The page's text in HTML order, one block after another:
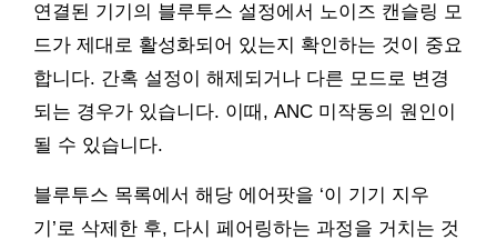
연결된 기기의 블루투스 설정에서 노이즈 캔슬링 모
드가 제대로 활성화되어 있는지 확인하는 것이 중요
합니다. 간혹 설정이 해제되거나 다른 모드로 변경
되는 경우가 있습니다. 이때, ANC 미작동의 원인이
될 수 있습니다.
블루투스 목록에서 해당 에어팟을 ‘이 기기 지우
기’로 삭제한 후, 다시 페어링하는 과정을 거치는 것